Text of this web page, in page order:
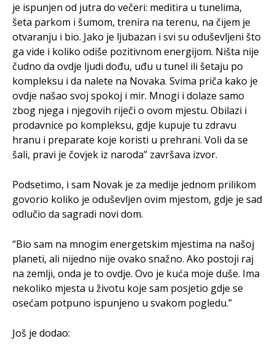
je ispunjen od jutra do večeri: meditira u tunelima,
šeta parkom i šumom, trenira na terenu, na čijem je
otvaranju i bio. Jako je ljubazan i svi su oduševljeni što
ga vide i koliko odiše pozitivnom energijom. Ništa nije
čudno da ovdje ljudi dođu, uđu u tunel ili šetaju po
kompleksu i da nalete na Novaka. Svima priča kako je
ovdje našao svoj spokoj i mir. Mnogi i dolaze samo
zbog njega i njegovih riječi o ovom mjestu. Obilazi i
prodavnice po kompleksu, gdje kupuje tu zdravu
hranu i preparate koje koristi u prehrani. Voli da se
šali, pravi je čovjek iz naroda” završava izvor.
Podsetimo, i sam Novak je za medije jednom prilikom
govorio koliko je oduševljen ovim mjestom, gdje je sad
odlučio da sagradi novi dom.
“Bio sam na mnogim energetskim mjestima na našoj
planeti, ali nijedno nije ovako snažno. Ako postoji raj
na zemlji, onda je to ovdje. Ovo je kuća moje duše. Ima
nekoliko mjesta u životu koje sam posjetio gdje se
osećam potpuno ispunjeno u svakom pogledu.”
Još je dodao: